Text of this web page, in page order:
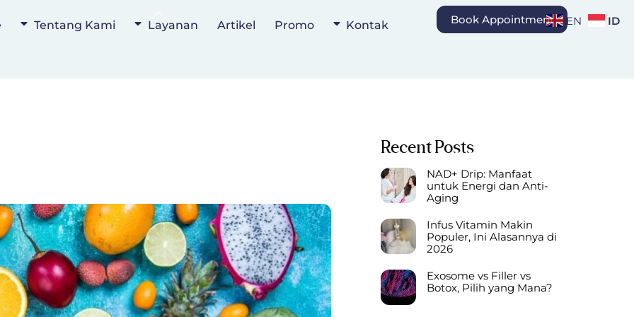
Tentang Kami Layanan Artikel Promo Kontak Book Appointment
Recent Posts
NAD+ Drip: Manfaat
untuk Energi dan Anti-
Aging
Infus Vitamin Makin
Populer, Ini Alasannya di
2026
Exosome vs Filler vs
Botox, Pilih yang Mana?
To
EN ID